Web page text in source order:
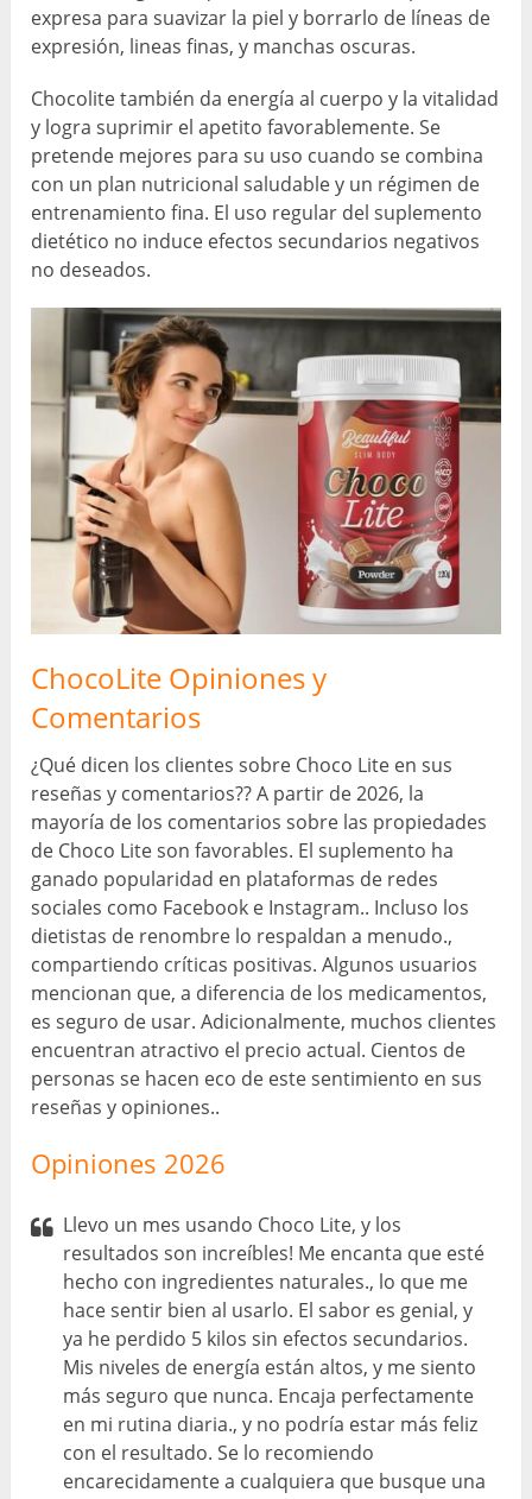
expresa para suavizar la piel y borrarlo de líneas de
expresión, lineas finas, y manchas oscuras.
Chocolite también da energía al cuerpo y la vitalidad
y logra suprimir el apetito favorablemente. Se
pretende mejores para su uso cuando se combina
con un plan nutricional saludable y un régimen de
entrenamiento fina. El uso regular del suplemento
dietético no induce efectos secundarios negativos
no deseados.
ChocoLite Opiniones y
Comentarios
¿Qué dicen los clientes sobre Choco Lite en sus
reseñas y comentarios?? A partir de 2026, la
mayoría de los comentarios sobre las propiedades
de Choco Lite son favorables. El suplemento ha
ganado popularidad en plataformas de redes
sociales como Facebook e Instagram.. Incluso los
dietistas de renombre lo respaldan a menudo.,
compartiendo críticas positivas. Algunos usuarios
mencionan que, a diferencia de los medicamentos,
es seguro de usar. Adicionalmente, muchos clientes
encuentran atractivo el precio actual. Cientos de
personas se hacen eco de este sentimiento en sus
reseñas y opiniones..
Opiniones 2026
Llevo un mes usando Choco Lite, y los
resultados son increíbles! Me encanta que esté
hecho con ingredientes naturales., lo que me
hace sentir bien al usarlo. El sabor es genial, y
ya he perdido 5 kilos sin efectos secundarios.
Mis niveles de energía están altos, y me siento
más seguro que nunca. Encaja perfectamente
en mi rutina diaria., y no podría estar más feliz
con el resultado. Se lo recomiendo
encarecidamente a cualquiera que busque una